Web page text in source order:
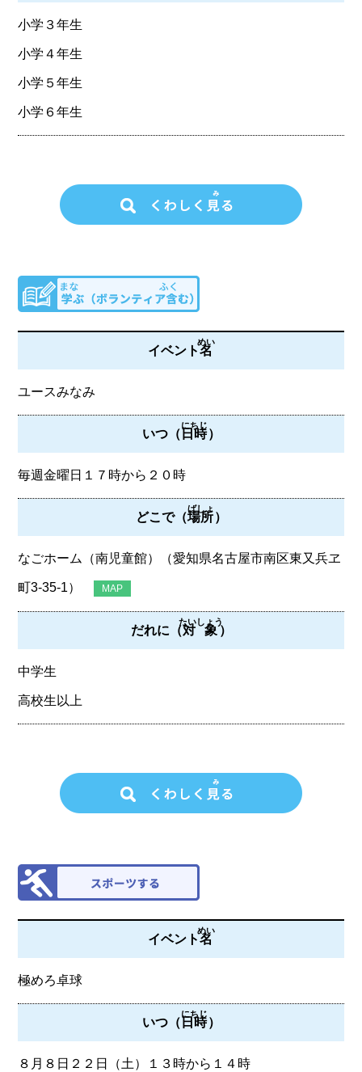
小学３年生
小学４年生
小学５年生
小学６年生
イベント名
めい
ユースみなみ
いつ（日時
にちじ
）
毎週金曜日１７時から２０時
どこで（場所
ばしょ
）
なごホーム（南児童館）（愛知県名古屋市南区東又兵ヱ
町3‐35‐1） MAP
だれに（対象
たいしょう
）
中学生
高校生以上
イベント名
めい
極めろ卓球
いつ（日時
にちじ
）
８月８日２２日（土）１３時から１４時